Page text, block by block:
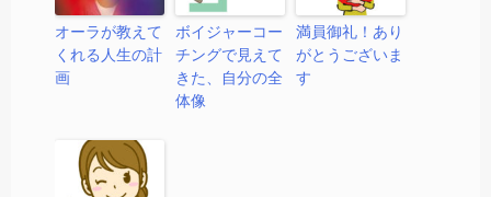
オーラが教えて
くれる人生の計
画
ボイジャーコー
チングで見えて
きた、自分の全
体像
満員御礼！あり
がとうございま
す